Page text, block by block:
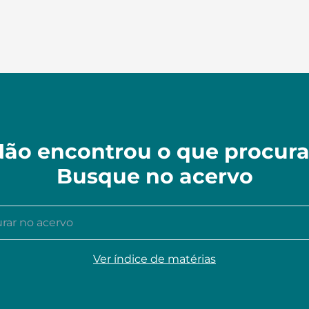
encontrou o que
Busque no acervo
acervo
Ver índice de matérias